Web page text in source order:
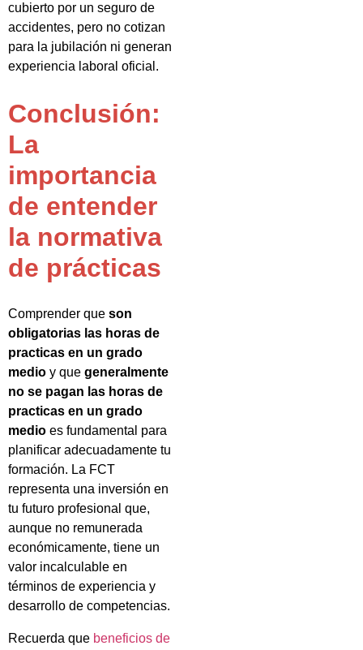
cubierto por un seguro de
accidentes, pero no cotizan
para la jubilación ni generan
experiencia laboral oficial.
Conclusión:
La
importancia
de entender
la normativa
de prácticas
Comprender que son
obligatorias las horas de
practicas en un grado
medio y que generalmente
no se pagan las horas de
practicas en un grado
medio es fundamental para
planificar adecuadamente tu
formación. La FCT
representa una inversión en
tu futuro profesional que,
aunque no remunerada
económicamente, tiene un
valor incalculable en
términos de experiencia y
desarrollo de competencias.
Recuerda que beneficios de